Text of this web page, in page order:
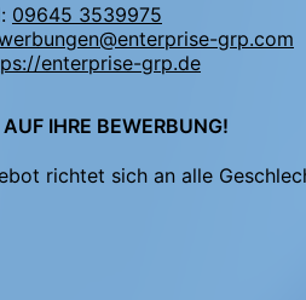
09645 3539975
grp.com
enterprise-grp.de
IHRE BEWERBUNG!
richtet sich an alle